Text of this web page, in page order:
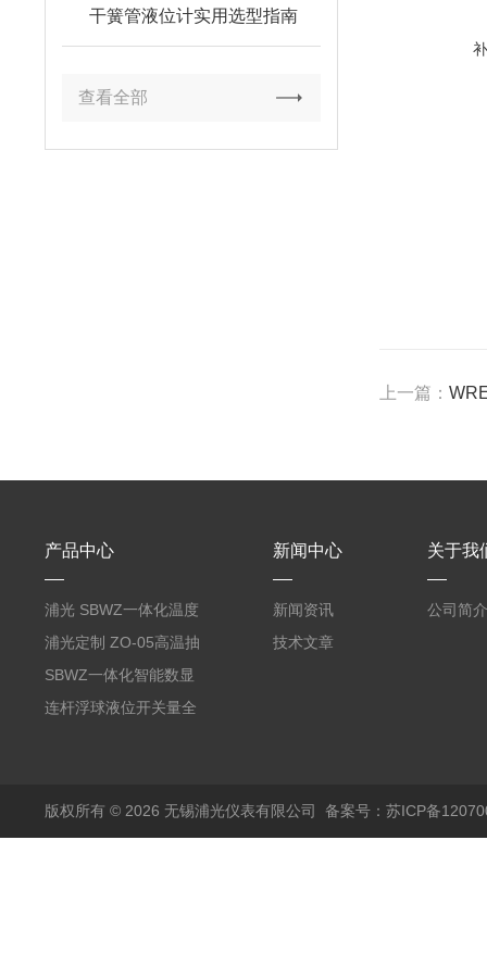
干簧管液位计实用选型指南
查看全部
上一篇：
产品中心
浦光 SBWZ一体化温度
变送器传感器 防爆热电
阻PT100 数显远传4-
20mA2
浦光定制 ZO-05高温抽
气式氧化锆分析仪 防爆
耐腐蚀检测仪
SBWZ一体化智能数显
温度变送器传感器防爆
连杆浮球液位开关量全
新闻中心
新闻资讯
技术文章
关于我
公司简介
版权所有 © 2026 无锡浦光仪表有限公司 备案号：苏ICP备